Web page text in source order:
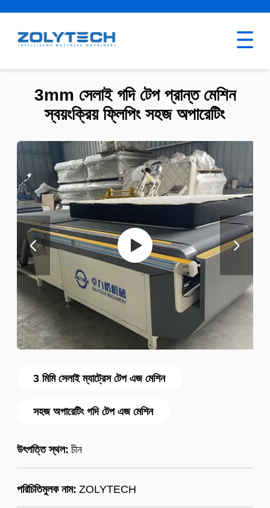
3 মিমি সেলাই ম্যাট্রেস টেপ এজ মেশিন
সহজ অপারেটিং গদি টেপ এজ মেশিন
উৎপত্তি স্থল: চীন
পরিচিতিমুলক নাম: ZOLYTECH
3mm সেলাই গদি টেপ প্রান্ত মেশিন
স্বয়ংক্রিয় ফ্লিপিং সহজ অপারেটিং